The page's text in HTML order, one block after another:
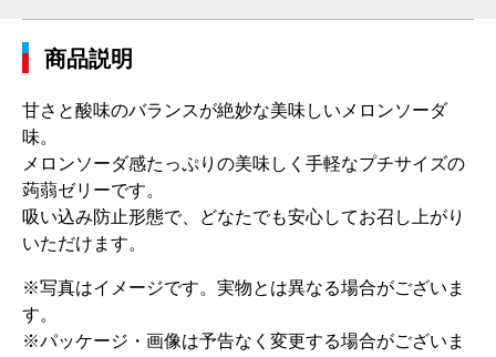
商品説明
甘さと酸味のバランスが絶妙な美味しいメロンソーダ
味。
メロンソーダ感たっぷりの美味しく手軽なプチサイズの
蒟蒻ゼリーです。
吸い込み防止形態で、どなたでも安心してお召し上がり
いただけます。
※写真はイメージです。実物とは異なる場合がございま
す。
※パッケージ・画像は予告なく変更する場合がございま